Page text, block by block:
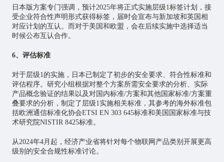
日本版方案专门强调，预计2025年将正式实施层级1标签计划，接
受企业符合性声明形式获得标签，届时会宣布与新加坡和英国相
对应计划的互认。而对于美国和欧盟，会在后续实施中选择适当
时候公布互认合作。
6、评估标准
对于层级1的实施，日本已制定了初步的安全要求、符合性标准和
评估程序。研究小组根据对整个方案所需安全要求的分析、实际
产品概念验证的结果以及对国内标准/方案和其他国家标准/方案重
叠要求的分析，制定了层级1实施相关标准，其参考的海外标准包
括欧洲通信标准化协会ETSI EN 303 645标准和美国国家标准与技
术研究院NISTIR 8425标准。
从2024年4月起，经济产业省将针对每个物联网产品类别开展更高
级别的安全合规性标准讨论。